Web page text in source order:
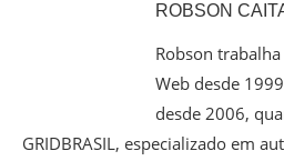
ROBSON
Robson
Web desde
desde 2006,
GRIDBRASIL, especializado em